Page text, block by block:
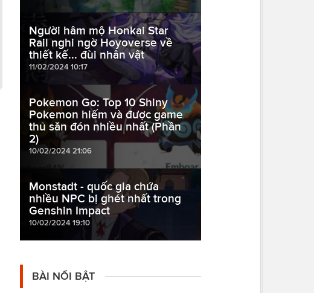
Người hâm mộ Honkai Star
Rail nghi ngờ Hoyoverse về
thiết kế... đùi nhân vật
11/02/2024 10:17
Pokemon Go: Top 10 Shiny
Pokemon hiếm và được game
thủ săn đón nhiều nhất (Phần
2)
10/02/2024 21:06
Monstadt - quốc gia chứa
nhiều NPC bị ghét nhất trong
Genshin Impact
10/02/2024 19:10
BÀI NỔI BẬT